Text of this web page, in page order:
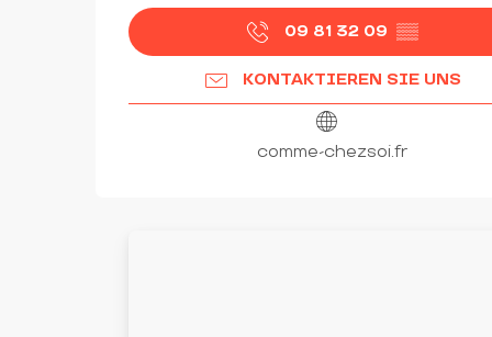
09 81 32 09 ▒▒
KONTAKTIEREN SIE UNS
comme-chezsoi.fr